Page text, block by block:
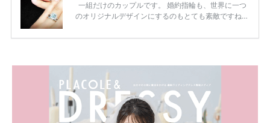
一組だけのカップルです。 婚約指輪も、世界に一つ
のオリジナルデザインにするのもとても素敵ですね♡
のを形にするのも想い出になります。 上戸彩さん・H
は、HIROさんの お知り合いのデザイナーに頼んだ特
注品とのこと。 ダイヤモンドがたくさん散りばめら
続きを読む